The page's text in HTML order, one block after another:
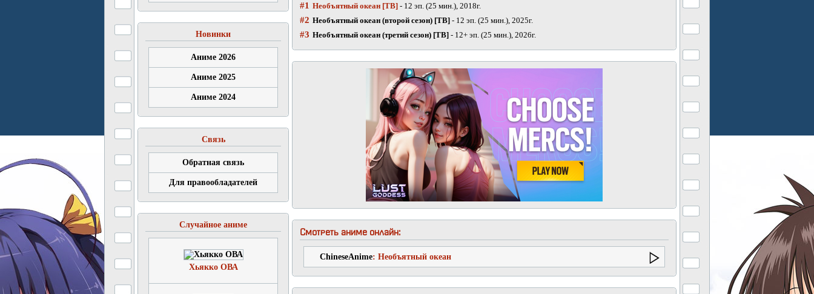
Новинки
Аниме 2026
Аниме 2025
Аниме 2024
Связь
Обратная связь
Для правообладателей
Случайное аниме
Хьякко ОВА
#1 Необъятный океан [ТВ] - 12 эп. (25 мин.), 2018г.
#2 Необъятный океан (второй сезон) [ТВ] - 12 эп. (25 мин.), 2025г.
#3 Необъятный океан (третий сезон) [ТВ] - 12+ эп. (25 мин.), 2026г.
Смотреть аниме онлайн:
ChineseAnime: Необъятный океан